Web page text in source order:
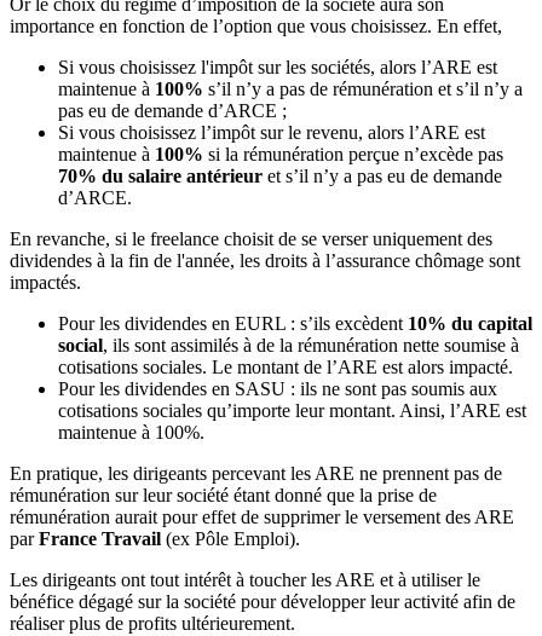
Or le choix du régime d’imposition de la société aura son
importance en fonction de l’option que vous choisissez. En effet,
Si vous choisissez l'impôt sur les sociétés, alors l’ARE est
maintenue à 100% s’il n’y a pas de rémunération et s’il n’y a
pas eu de demande d’ARCE ;
Si vous choisissez l’impôt sur le revenu, alors l’ARE est
maintenue à 100% si la rémunération perçue n’excède pas
70% du salaire antérieur et s’il n’y a pas eu de demande
d’ARCE.
En revanche, si le freelance choisit de se verser uniquement des
dividendes à la fin de l'année, les droits à l’assurance chômage sont
impactés.
Pour les dividendes en EURL : s’ils excèdent 10% du capital
social, ils sont assimilés à de la rémunération nette soumise à
cotisations sociales. Le montant de l’ARE est alors impacté.
Pour les dividendes en SASU : ils ne sont pas soumis aux
cotisations sociales qu’importe leur montant. Ainsi, l’ARE est
maintenue à 100%.
En pratique, les dirigeants percevant les ARE ne prennent pas de
rémunération sur leur société étant donné que la prise de
rémunération aurait pour effet de supprimer le versement des ARE
parFrance Travail (ex Pôle Emploi).
Les dirigeants ont tout intérêt à toucher les ARE et à utiliser le
bénéfice dégagé sur la société pour développer leur activité afin de
réaliser plus de profits ultérieurement.